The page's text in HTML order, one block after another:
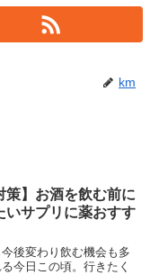
km
策】お酒を飲む前に
いサプリに薬おすす
後変わり飲む機会も多
今日この頃。行きたく